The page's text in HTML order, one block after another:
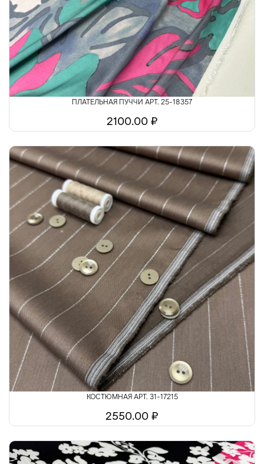
ПЛАТЕЛЬНАЯ ПУЧЧИ АРТ. 25-18357
2100.00 ₽
КОСТЮМНАЯ АРТ. 31-17215
2550.00 ₽